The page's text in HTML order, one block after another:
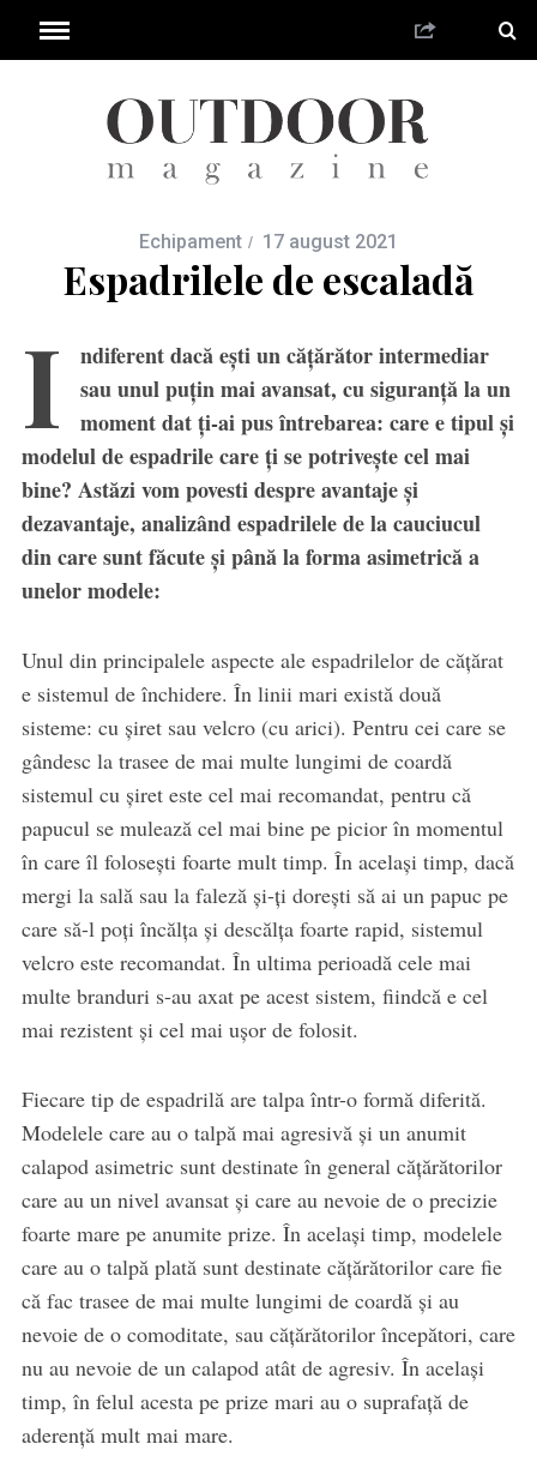
Echipament 17 august 2021
Espadrilele de escaladă
I
ndiferent dacă eşti un căţărător intermediar
sau unul puţin mai avansat, cu siguranţă la un
moment dat ţi-ai pus întrebarea: care e tipul şi
modelul de espadrile care ţi se potriveşte cel mai
bine? Astăzi vom povesti despre avantaje şi
dezavantaje, analizând espadrilele de la cauciucul
din care sunt făcute şi până la forma asimetrică a
unelor modele:
Unul din principalele aspecte ale espadrilelor de căţărat
e sistemul de închidere. În linii mari există două
sisteme: cu şiret sau velcro (cu arici). Pentru cei care se
gândesc la trasee de mai multe lungimi de coardă
sistemul cu şiret este cel mai recomandat, pentru că
papucul se mulează cel mai bine pe picior în momentul
în care îl foloseşti foarte mult timp. În acelaşi timp, dacă
mergi la sală sau la faleză şi-ţi doreşti să ai un papuc pe
care să-l poţi încălţa şi descălţa foarte rapid, sistemul
velcro este recomandat. În ultima perioadă cele mai
multe branduri s-au axat pe acest sistem, fiindcă e cel
mai rezistent şi cel mai uşor de folosit.
Fiecare tip de espadrilă are talpa într-o formă diferită.
Modelele care au o talpă mai agresivă şi un anumit
calapod asimetric sunt destinate în general căţărătorilor
care au un nivel avansat şi care au nevoie de o precizie
foarte mare pe anumite prize. În acelaşi timp, modelele
care au o talpă plată sunt destinate căţărătorilor care fie
că fac trasee de mai multe lungimi de coardă şi au
nevoie de o comoditate, sau căţărătorilor începători, care
nu au nevoie de un calapod atât de agresiv. În acelaşi
timp, în felul acesta pe prize mari au o suprafaţă de
aderenţă mult mai mare.